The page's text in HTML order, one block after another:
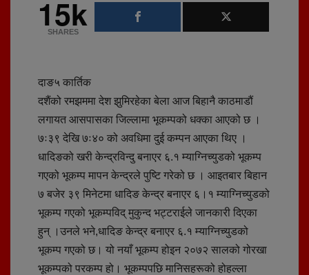
15k
SHARES
दाङ५ कार्तिक
दशैंको रमझममा देश झुमिरहेका बेला आज बिहानै काठमाडौं
लगायत आसपासका जिल्लामा भूकम्पको धक्का आएको छ ।
७ः३९ देखि ७ः४० को अवधिमा दुई कम्पन आएका थिए ।
धादिङको खरी केन्द्रविन्दु बनाएर ६.१ म्याग्निच्युडको भूकम्प
गएको भूकम्प मापन केन्द्रले पुष्टि गरेको छ । आइतबार बिहान
७ बजेर ३९ मिनेटमा धादिङ केन्द्र बनाएर ६।१ म्याग्निच्युडको
भूकम्प गएको भूकम्पविद् मुकुन्द भट्टराईले जानकारी दिएका
हुन् ।उनले भने,धादिङ केन्द्र बनाएर ६.१ म्याग्निच्युडको
भूकम्प गएको छ। यो नयाँ भूकम्प होइन २०७२ सालको गोरखा
भूकम्पको परकम्प हो। भूकम्पपछि मानिसहरूको होहल्ला